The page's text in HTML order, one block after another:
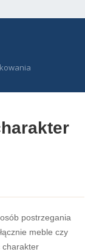
postrzegania
meble czy
charakter